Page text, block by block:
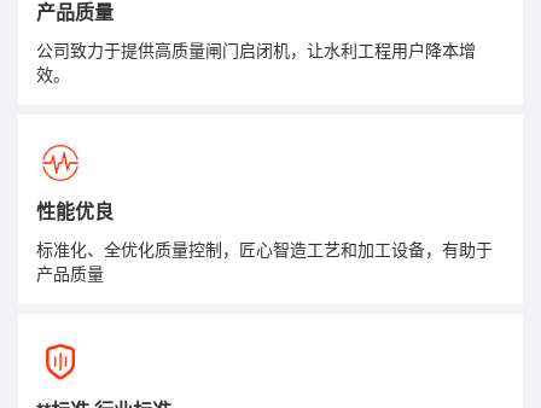
产品质量
公司致力于提供高质量闸门启闭机，让水利工程用户降本增
效。
性能优良
标准化、全优化质量控制，匠心智造工艺和加工设备，有助于
产品质量